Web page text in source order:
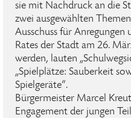
sie mit Nachdruck an die
zwei ausgewählten
Ausschuss für Anregungen
Rates der Stadt am 26.
werden, lauten
„Spielplätze: Sauberkeit
Spielgeräte“.
Bürgermeister Marcel
Engagement der jungen